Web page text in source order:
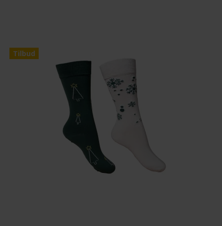
Tilbud